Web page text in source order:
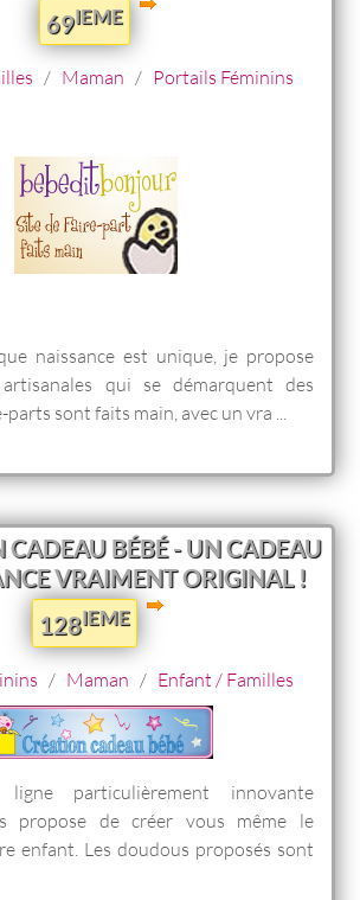
69IEME
/ Maman / Portails Féminins
naissance est unique, je propose
qui se démarquent des
sont faits main, avec un vra ...
CADEAU BÉBÉ - UN CADEAU
VRAIMENT ORIGINAL !
128IEME
/ Maman / Enfant / Familles
particulièrement innovante
propose de créer vous même le
enfant. Les doudous proposés sont